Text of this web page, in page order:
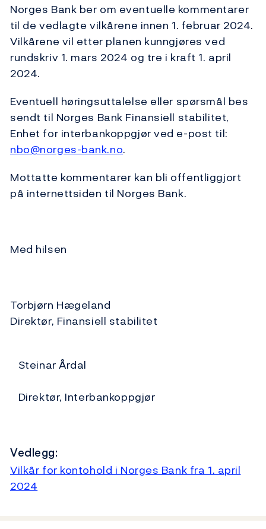
Norges Bank ber om eventuelle kommentarer
til de vedlagte vilkårene innen 1. februar 2024.
Vilkårene vil etter planen kunngjøres ved
rundskriv 1. mars 2024 og tre i kraft 1. april
2024.
Eventuell høringsuttalelse eller spørsmål bes
sendt til Norges Bank Finansiell stabilitet,
Enhet for interbankoppgjør ved e-post til:
nbo@norges-bank.no.
Mottatte kommentarer kan bli offentliggjort
på internettsiden til Norges Bank.
Med hilsen
Torbjørn Hægeland
Direktør, Finansiell stabilitet
Steinar Årdal
Direktør, Interbankoppgjør
Vedlegg:
Vilkår for kontohold i Norges Bank fra 1. april
2024